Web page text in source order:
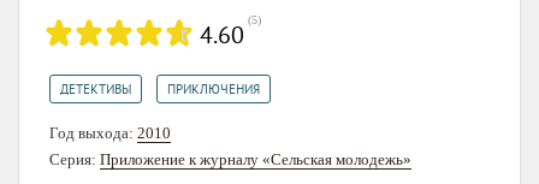
4.60 (5)
ДЕТЕКТИВЫ ПРИКЛЮЧЕНИЯ
Год выхода: 2010
Серия: Приложение к журналу «Сельская молодежь»